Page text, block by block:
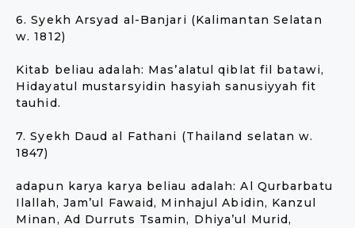
6. Syekh Arsyad al-Banjari (Kalimantan Selatan
w. 1812)
Kitab beliau adalah: Mas’alatul qiblat fil batawi,
Hidayatul mustarsyidin hasyiah sanusiyyah fit
tauhid.
7. Syekh Daud al Fathani (Thailand selatan w.
1847)
adapun karya karya beliau adalah: Al Qurbarbatu
Ilallah, Jam’ul Fawaid, Minhajul Abidin, Kanzul
Minan, Ad Durruts Tsamin, Dhiya’ul Murid,